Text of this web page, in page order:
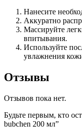
Нанесите
Аккуратно
Массируйте
впитывания.
Используйте
увлажнения
Отзывы
Отзывов пока нет.
Будьте первым, кто
bubchen 200 мл”